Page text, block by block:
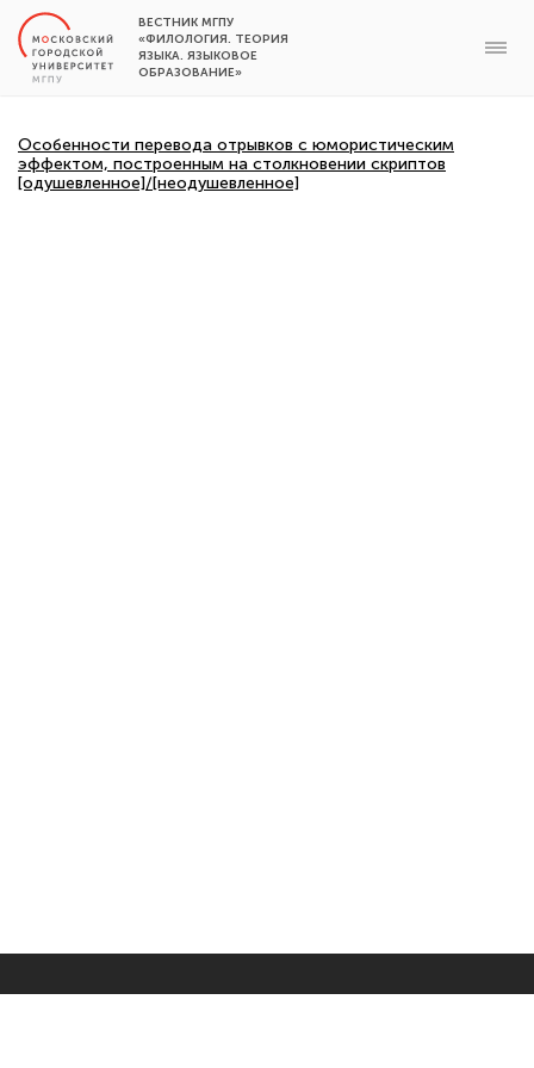
ВЕСТНИК МГПУ
«ФИЛОЛОГИЯ. ТЕОРИЯ
ЯЗЫКА. ЯЗЫКОВОЕ
ОБРАЗОВАНИЕ»
Особенности перевода отрывков с юмористическим
эффектом, построенным на столкновении скриптов
[одушевленное]/[неодушевленное]